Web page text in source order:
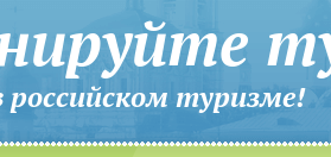
в российском